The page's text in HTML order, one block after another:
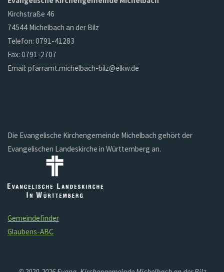
Kirchstraße 46
74544 Michelbach an der Bilz
Telefon: 0791-41283
Fax: 0791-2707
Email: pfarramt.michelbach-bilz@elkw.de
Die Evangelische Kirchengemeinde Michelbach gehört der
Evangelischen Landeskirche in Württemberg an.
Gemeindefinder
Glaubens-ABC